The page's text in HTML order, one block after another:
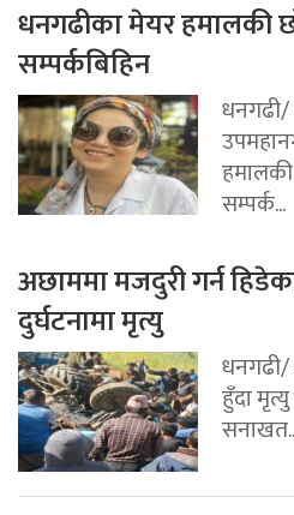
धनगढीका मेयर हमालकी
सम्पर्कबिहिन
सम्पर्क...
अछाममा मजदुरी गर्न
दुर्घटनामा मृत्यु
धनगढी/
हुँदा